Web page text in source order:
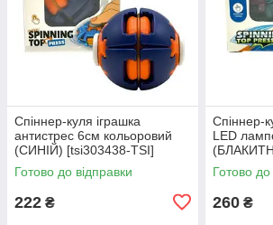
Спіннер-куля іграшка
антистрес 6см кольоровий
(СИНІЙ) [tsi303438-TSI]
Готово до відправки
222 ₴
Спіннер-
LED
Готово до
260 ₴